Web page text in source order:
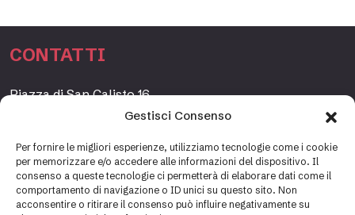
Gestisci Consenso
Per fornire le migliori esperienze, utilizziamo tecnologie come i cookie
per memorizzare e/o accedere alle informazioni del dispositivo. Il
consenso a queste tecnologie ci permetterà di elaborare dati come il
comportamento di navigazione o ID unici su questo sito. Non
acconsentire o ritirare il consenso può influire negativamente su
CONTATTI
Piazza di San Calisto 16,
www.fondazioneetagrande.org
SEGRETERIA